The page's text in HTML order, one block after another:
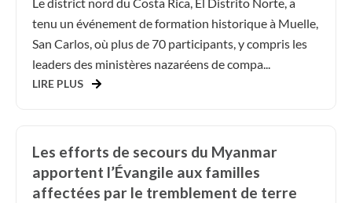
tenu un événement de formation historique à Muelle,
San Carlos, où plus de 70 participants, y compris les
leaders des ministères nazaréens de compa...
LIRE PLUS
Les efforts de secours du Myanmar
apportent l’Évangile aux familles
affectées par le tremblement de terre